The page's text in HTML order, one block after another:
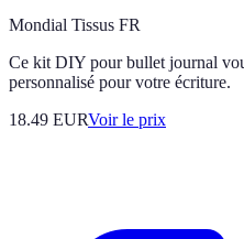
Mondial Tissus FR
Ce kit DIY pour bullet journal
personnalisé pour votre écriture.
18.49 EURVoir le prix